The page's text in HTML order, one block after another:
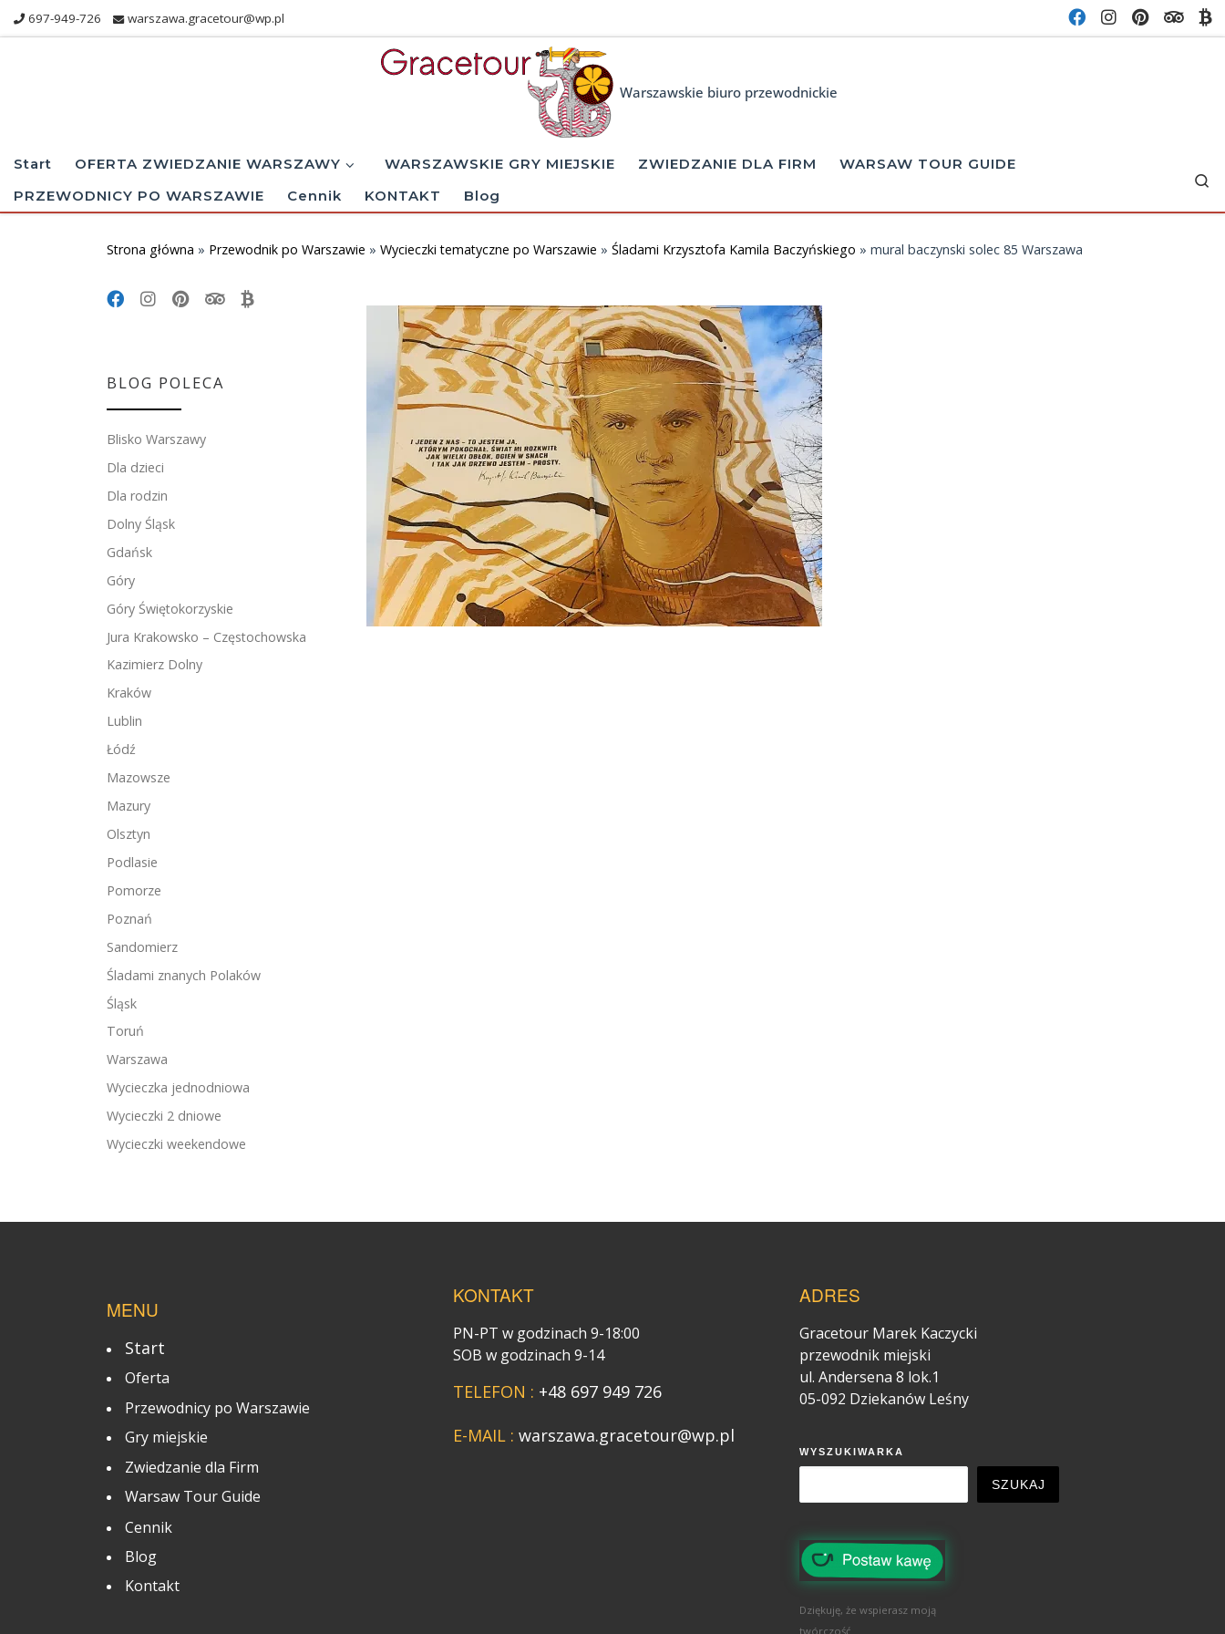
Skip to content
697-949-726 warszawa.gracetour@wp.pl
Warszawskie biuro przewodnickie
Start OFERTA ZWIEDZANIE WARSZAWY WARSZAWSKIE GRY MIEJSKIE ZWIEDZANIE DLA FIRM
WARSAW TOUR GUIDE
PRZEWODNICY PO WARSZAWIE
Cennik KONTAKT Blog
Strona główna » Przewodnik po Warszawie » Wycieczki tematyczne po Warszawie » Śladami Krzysztofa Kamila Baczyńskiego » mural baczynski solec 85 Warszawa
BLOG POLECA
Blisko Warszawy
Dla dzieci
Dla rodzin
Dolny Śląsk
Gdańsk
Góry
Góry Świętokorzyskie
Jura Krakowsko – Częstochowska
Kazimierz Dolny
Kraków
Lublin
Łódź
Mazowsze
Mazury
Olsztyn
Podlasie
Pomorze
Poznań
Sandomierz
Śladami znanych Polaków
Śląsk
Toruń
Warszawa
Wycieczka jednodniowa
Wycieczki 2 dniowe
Wycieczki weekendowe
MENU
Start
Oferta
Przewodnicy po Warszawie
Gry miejskie
Zwiedzanie dla Firm
Warsaw Tour Guide
Cennik
Blog
Kontakt
KONTAKT
PN-PT w godzinach 9-18:00
SOB w godzinach 9-14
TELEFON : +48 697 949 726
E-MAIL : warszawa.gracetour@wp.pl
ADRES
Gracetour Marek Kaczycki
przewodnik miejski
ul. Andersena 8 lok.1
05-092 Dziekanów Leśny
WYSZUKIWARKA
SZUKAJ
Dziękuję, że wspierasz moją
twórczość